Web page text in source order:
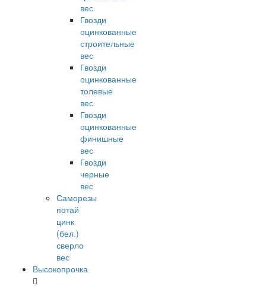
вес
Гвозди
оцинкованные
строительные
вес
Гвозди
оцинкованные
толевые
вес
Гвозди
оцинкованные
финишные
вес
Гвозди
черные
вес
Саморезы
потай
цинк
(бел.)
сверло
вес
Высокопрочка